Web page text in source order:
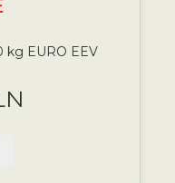
kg EURO EEV